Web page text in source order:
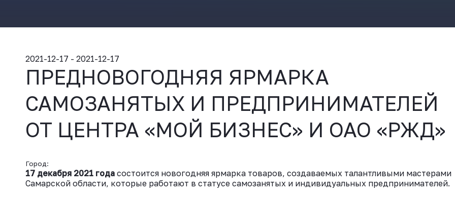
2021-12-17 - 2021-12-17
ПРЕДНОВОГОДНЯЯ ЯРМАРКА
САМОЗАНЯТЫХ И ПРЕДПРИНИМАТЕЛЕЙ
ОТ ЦЕНТРА «МОЙ БИЗНЕС» И ОАО «РЖД»
Город:
17 декабря 2021 года состоится новогодняя ярмарка товаров, создаваемых талантливыми мастерами
Самарской области, которые работают в статусе самозанятых и индивидуальных предпринимателей.